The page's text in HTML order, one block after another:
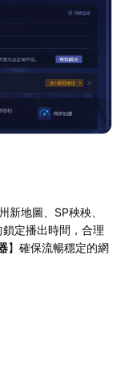
新地圖、SP秧秧、
定播出時間，合理
】確保流暢穩定的網